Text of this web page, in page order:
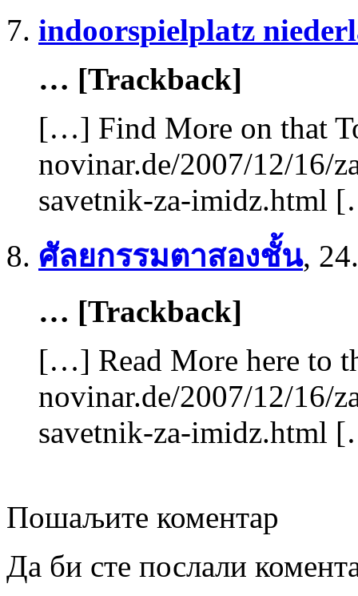
indoorspielplatz
… [Trackback]
[…] Find More on that
novinar.de/2007/12/16/
savetnik-za-imidz.html
ศัลยกรรมตาสองชั้น,
… [Trackback]
[…] Read More here to
novinar.de/2007/12/16/
savetnik-za-imidz.html
Пошаљите коментар
Да би сте послали